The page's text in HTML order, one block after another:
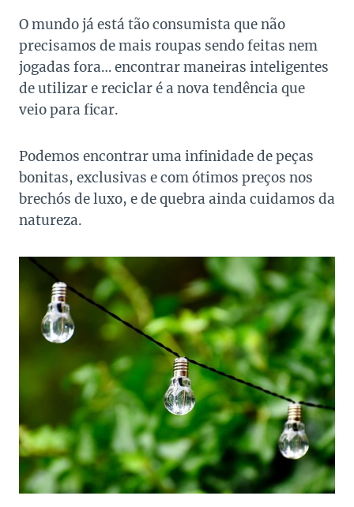
O mundo já está tão consumista que não
precisamos de mais roupas sendo feitas nem
jogadas fora… encontrar maneiras inteligentes
de utilizar e reciclar é a nova tendência que
veio para ficar.
Podemos encontrar uma infinidade de peças
bonitas, exclusivas e com ótimos preços nos
brechós de luxo, e de quebra ainda cuidamos da
natureza.